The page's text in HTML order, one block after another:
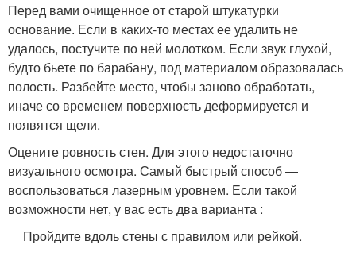
Перед вами очищенное от старой штукатурки
основание. Если в каких-то местах ее удалить не
удалось, постучите по ней молотком. Если звук глухой,
будто бьете по барабану, под материалом образовалась
полость. Разбейте место, чтобы заново обработать,
иначе со временем поверхность деформируется и
появятся щели.
Оцените ровность стен. Для этого недостаточно
визуального осмотра. Самый быстрый способ —
воспользоваться лазерным уровнем. Если такой
возможности нет, у вас есть два варианта :
Пройдите вдоль стены с правилом или рейкой.